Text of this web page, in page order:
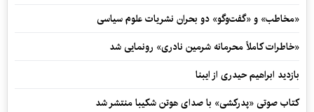
«مخاطب» و «گفت‌وگو» دو بحران نشریات علوم سیاسی
«خاطرات کاملاً محرمانه شرمین نادری» رونمایی شد
بازدید ابراهیم حیدری از ایبنا
کتاب صوتی «پدرکشی» با صدای هوتن شکیبا منتشر شد